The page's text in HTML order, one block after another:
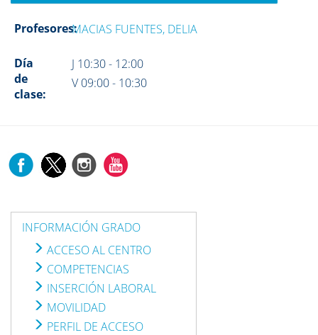
Profesores:MACIAS FUENTES, DELIA
Día
de
clase:
J 10:30 - 12:00
V 09:00 - 10:30
INFORMACIÓN GRADO
ACCESO AL CENTRO
COMPETENCIAS
INSERCIÓN LABORAL
MOVILIDAD
PERFIL DE ACCESO